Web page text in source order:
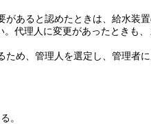
あると認めたときは、給水装
代理人に変更があったときも、
め、管理人を選定し、管理者に
。